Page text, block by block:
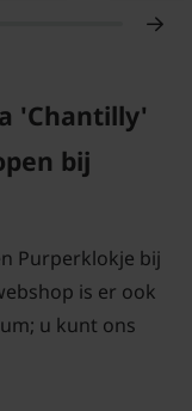
een gezonde
plant in
dat de
en behoudt
door. In de
'Chantilly'
bij
Purperklokje bij
is er ook
u kunt ons